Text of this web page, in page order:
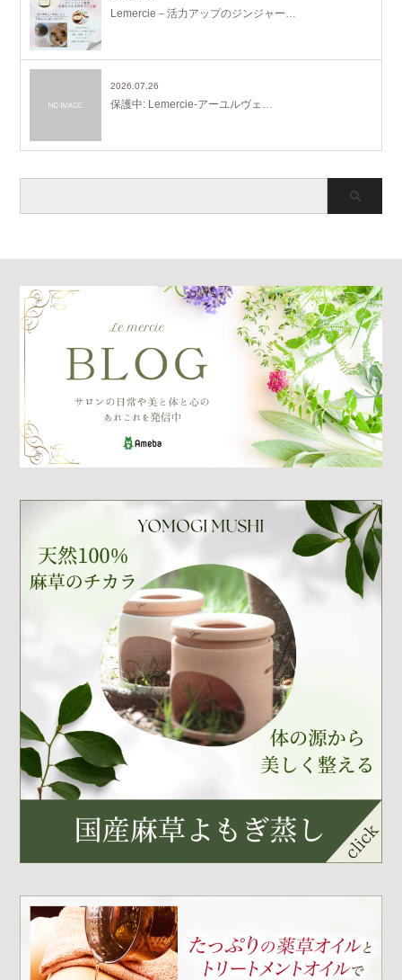
Lemercie－活力アップのジンジャー…
2026.07.26
保護中: Lemercie-アーユルヴェ…